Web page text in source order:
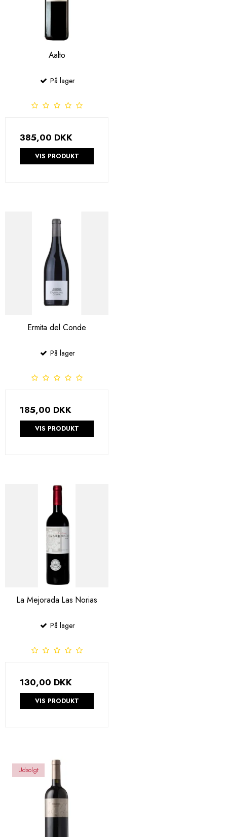
Aalto
På lager
385,00 DKK
VIS PRODUKT
Ermita del Conde
På lager
185,00 DKK
VIS PRODUKT
La Mejorada Las Norias
På lager
130,00 DKK
VIS PRODUKT
Udsolgt